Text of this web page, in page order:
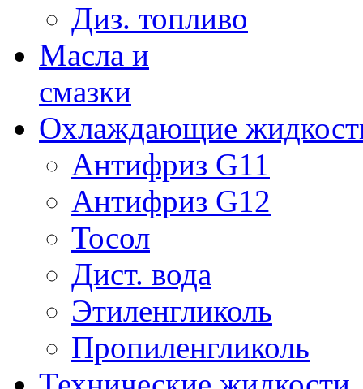
Диз. топливо
Масла и
смазки
Охлаждающие
Антифриз G11
Антифриз G12
Тосол
Дист. вода
Этиленгликоль
Пропиленгликоль